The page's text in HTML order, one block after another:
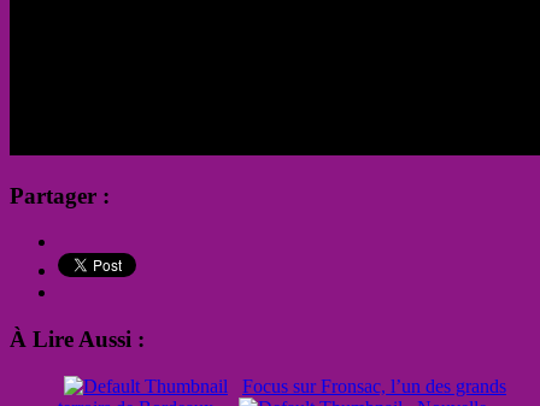
Partager :
À Lire Aussi :
Focus sur Fronsac, l’un des grands